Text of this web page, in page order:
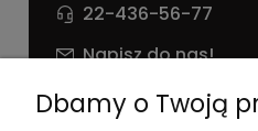
22-436-56-77
Napisz do nas!
NIP: 826 186 42 29
Dbamy o Twoją